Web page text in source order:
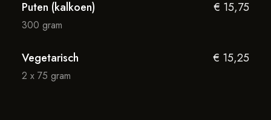
Puten (kalkoen) € 15,75
300 gram
Vegetarisch € 15,25
2 x 75 gram